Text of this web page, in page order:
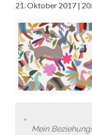
21. Oktober 2017 |
Mein